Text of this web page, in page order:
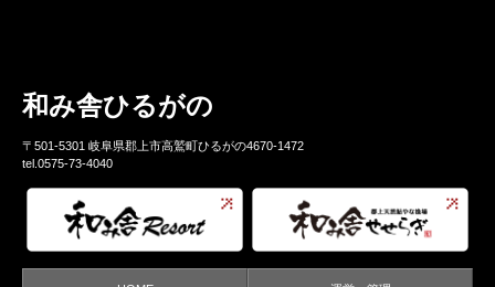
和み舎ひるがの
〒501-5301 岐阜県郡上市高鷲町ひるがの4670-1472
tel.0575-73-4040